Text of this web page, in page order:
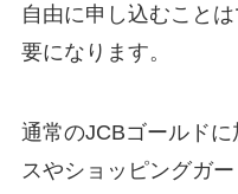
自由に申し込むこと
要になります。
通常のJCBゴールド
スやショッピングガ